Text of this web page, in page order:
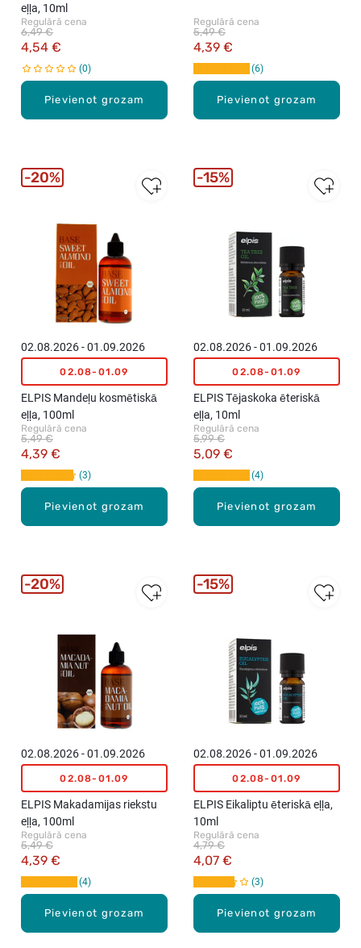
Pievienot grozam
eļļa, 10ml
Regulārā cena
4,54 €
6,49 €
0
Pievienot grozam
Regulārā cena
4,39 €
5,49 €
6
Pievienot grozam
02.08.2026 - 01.09.2026
02.08-01.09
ELPIS Mandeļu kosmētiskā
eļļa, 100ml
Regulārā cena
4,39 €
5,49 €
3
20%
Pievienot grozam
02.08.2026 - 01.09.2026
02.08-01.09
ELPIS Tējaskoka ēteriskā
eļļa, 10ml
Regulārā cena
5,09 €
5,99 €
4
15%
Pievienot grozam
02.08.2026 - 01.09.2026
02.08-01.09
ELPIS Makadamijas riekstu
eļļa, 100ml
Regulārā cena
4,39 €
5,49 €
4
20%
Pievienot grozam
02.08.2026 - 01.09.2026
02.08-01.09
ELPIS Eikaliptu ēteriskā eļļa,
10ml
Regulārā cena
4,07 €
4,79 €
3
15%